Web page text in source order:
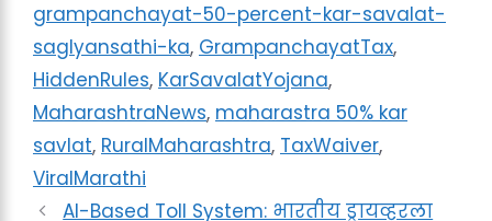
grampanchayat-50-percent-kar-savalat-
saglyansathi-ka, GrampanchayatTax,
HiddenRules, KarSavalatYojana,
MaharashtraNews, maharastra 50% kar
savlat, RuralMaharashtra, TaxWaiver,
ViralMarathi
AI-Based Toll System: भारतीय ड्रायव्हरला